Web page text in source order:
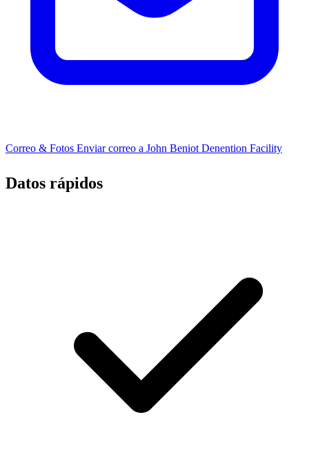
Correo & Fotos Enviar correo a John Beniot Denention Facility
Datos rápidos